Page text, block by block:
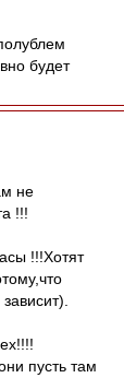
будет
не
!!!
!!!Хотят
пусть там